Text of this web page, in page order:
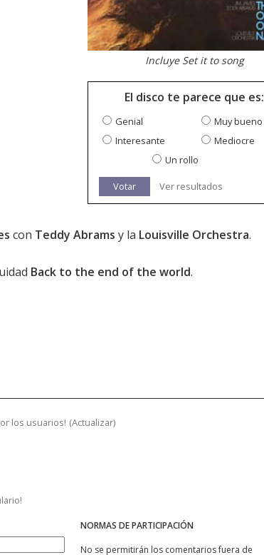
Incluye Set it to song
El disco te parece que es:
Genial
Muy bueno
Interesante
Mediocre
Un rollo
Votar Ver resultados
con Teddy Abrams y la Louisville Orchestra.
Back to the end of the world.
los usuarios! (Actualizar)
NORMAS DE PARTICIPACIÓN
No se permitirán los comentarios fuera de